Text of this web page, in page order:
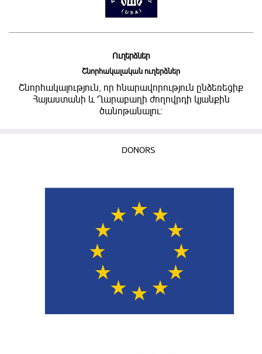
Ուղերձներ
Շնորհակալական ուղերձներ
Շնորհակալություն, որ հնարավորություն ընձեռեցիք
Հայաստանի և Ղարաբաղի ժողովրդի կյանքին
ծանոթանալու:
DONORS